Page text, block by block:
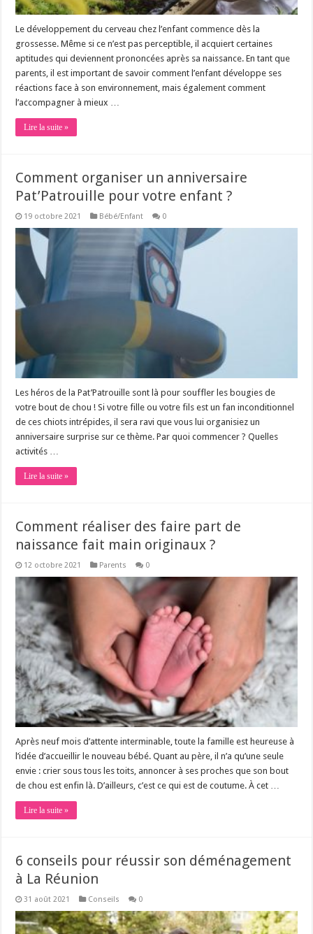
Le développement du cerveau chez l’enfant commence dès la
grossesse. Même si ce n’est pas perceptible, il acquiert certaines
aptitudes qui deviennent prononcées après sa naissance. En tant que
parents, il est important de savoir comment l’enfant développe ses
réactions face à son environnement, mais également comment
l’accompagner à mieux …
Lire la suite »
Comment organiser un anniversaire
Pat’Patrouille pour votre enfant ?
19 octobre 2021 Bébé/Enfant 0
Les héros de la Pat’Patrouille sont là pour souffler les bougies de
votre bout de chou ! Si votre fille ou votre fils est un fan inconditionnel
de ces chiots intrépides, il sera ravi que vous lui organisiez un
anniversaire surprise sur ce thème. Par quoi commencer ? Quelles
activités …
Lire la suite »
Comment réaliser des faire part de
naissance fait main originaux ?
12 octobre 2021 Parents 0
Après neuf mois d’attente interminable, toute la famille est heureuse à
l’idée d’accueillir le nouveau bébé. Quant au père, il n’a qu’une seule
envie : crier sous tous les toits, annoncer à ses proches que son bout
de chou est enfin là. D’ailleurs, c’est ce qui est de coutume. À cet …
Lire la suite »
6 conseils pour réussir son déménagement
à La Réunion
31 août 2021 Conseils 0